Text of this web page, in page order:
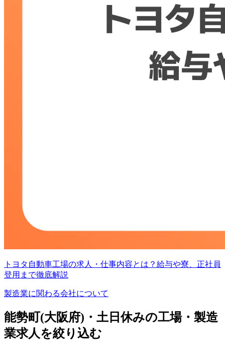
トヨタ自動車工場の求人・仕事内容とは？給与や寮、正社員
登用まで徹底解説
製造業に関わる会社について
能勢町(大阪府)・土日休みの工場・製造
業求人を絞り込む